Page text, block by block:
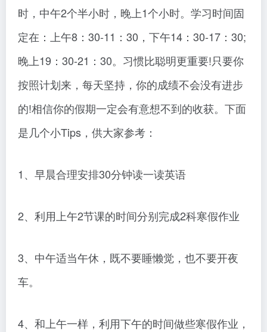
时，中午2个半小时，晚上1个小时。学习时间固
定在：上午8：30-11：30，下午14：30-17：30;
晚上19：30-21：30。习惯比聪明更重要!只要你
按照计划来，每天坚持，你的成绩不会没有进步
的!相信你的假期一定会有意想不到的收获。下面
是几个小Tips，供大家参考：
1、早晨合理安排30分钟读一读英语
2、利用上午2节课的时间分别完成2科寒假作业
3、中午适当午休，既不要睡懒觉，也不要开夜
车。
4、和上午一样，利用下午的时间做些寒假作业，